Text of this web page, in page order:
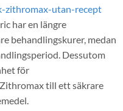
zithromax-utan-recept
har en längre
behandlingskurer, medan
Dessutom
för
till ett säkrare